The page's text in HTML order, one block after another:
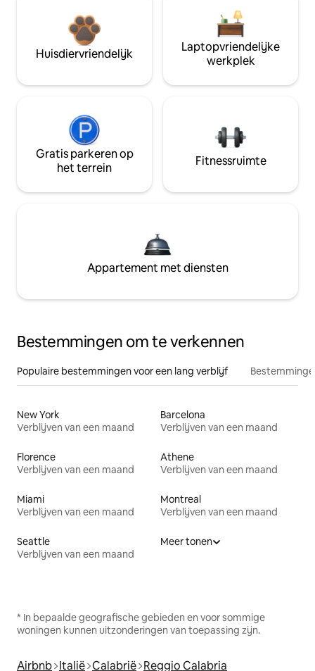
Huisdiervriendelijk
Laptopvriendelijke
werkplek
Gratis parkeren op
het terrein
Fitnessruimte
Appartement met diensten
Bestemmingen om te verkennen
Populaire bestemmingen voor een lang verblijf
New York
Verblijven van een maand
Barcelona
Verblijven van een maand
Florence
Verblijven van een maand
Athene
Verblijven van een maand
Miami
Verblijven van een maand
Montreal
Verblijven van een maand
Seattle
Verblijven van een maand
Meer tonen
* In bepaalde geografische gebieden en voor sommige
woningen kunnen uitzonderingen van toepassing zijn.
Airbnb Italië Calabrië Reggio Calabria